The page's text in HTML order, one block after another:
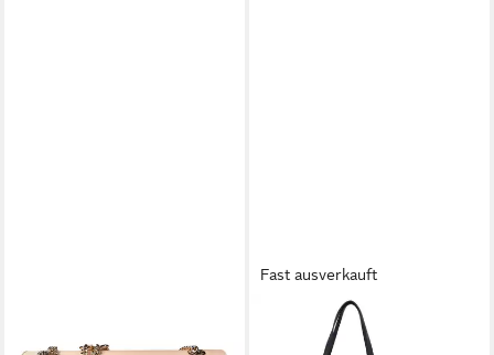
Schultertasche Jones Chic,
Fast ausverkauft
U.S. POLO ASSN.
Shopper Malibu, Kunstleder